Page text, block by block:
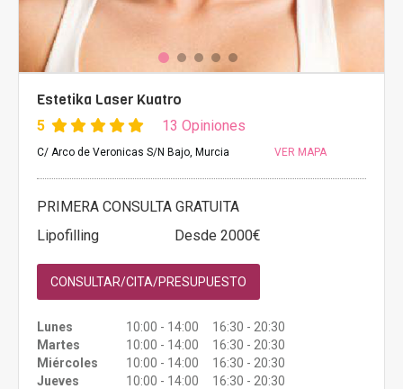
Estetika Laser Kuatro
5 13 Opiniones
C/ Arco de Veronicas S/N Bajo, Murcia VER MAPA
PRIMERA CONSULTA GRATUITA
Lipofilling
Desde 2000€
CONSULTAR/CITA/PRESUPUESTO
Lunes
10:00 - 14:00 16:30 - 20:30
Martes
10:00 - 14:00 16:30 - 20:30
Miércoles
10:00 - 14:00 16:30 - 20:30
Jueves
10:00 - 14:00 16:30 - 20:30